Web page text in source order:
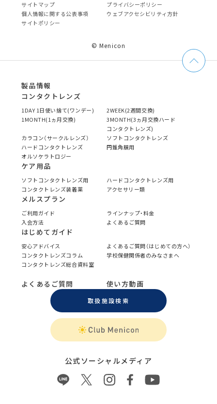
サイトマップ
プライバシーポリシー
個⼈情報に関する公表事項
ウェブアクセシビリティ方針
サイトポリシー
© Menicon
製品情報
コンタクトレンズ
1DAY 1日使い捨て(ワンデー)
2WEEK(2週間交換)
1MONTH(1ヵ月交換)
3MONTH(3ヵ月交換ハード
コンタクトレンズ)
カラコン（サークルレンズ）
ソフトコンタクトレンズ
ハードコンタクトレンズ
円錐角膜用
オルソケラトロジー
ケア用品
ソフトコンタクトレンズ用
ハードコンタクトレンズ用
コンタクトレンズ装着薬
アクセサリー類
メルスプラン
ご利用ガイド
ラインナップ・料金
入会方法
よくあるご質問
はじめてガイド
安心アドバイス
よくあるご質問（はじめての方へ）
コンタクトレンズコラム
学校保健関係者のみなさまへ
コンタクトレンズ総合資料室
よくあるご質問 使い方動画
取扱施設検索
公式ソーシャルメディア